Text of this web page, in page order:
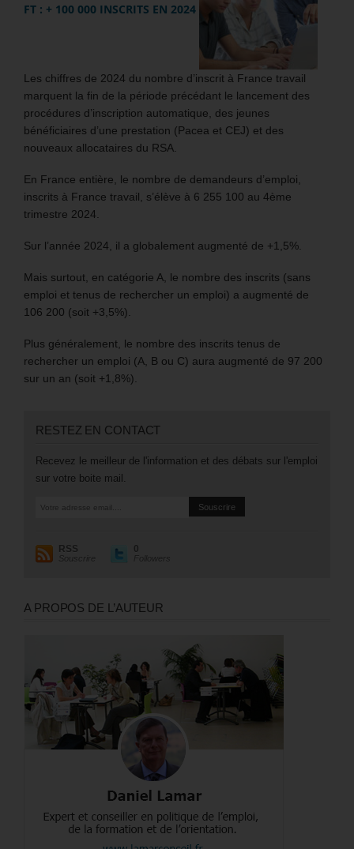
FT : + 100 000 INSCRITS EN 2024
Les chiffres de 2024 du nombre d’inscrit à France travail
marquent la fin de la période précédant le lancement des
procédures d’inscription automatique, des jeunes
bénéficiaires d’une prestation (Pacea et CEJ) et des
nouveaux allocataires du RSA.
En France entière, le nombre de demandeurs d’emploi,
inscrits à France travail, s’élève à 6 255 100 au 4ème
trimestre 2024.
Sur l’année 2024, il a globalement augmenté de +1,5%.
Mais surtout, en catégorie A, le nombre des inscrits (sans
emploi et tenus de rechercher un emploi) a augmenté de
106 200 (soit +3,5%).
Plus généralement, le nombre des inscrits tenus de
rechercher un emploi (A, B ou C) aura augmenté de 97 200
sur un an (soit +1,8%).
RESTEZ EN CONTACT
Recevez le meilleur de l'information et des débats sur l'emploi
sur votre boite mail.
RSS
Souscrire
0
Followers
A PROPOS DE L’AUTEUR